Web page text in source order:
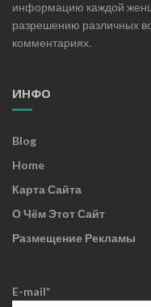
информацию каждой
разрешению различных
комментариях.
ИНФО
Blog
Home
Карта Сайта
О Чём Этот Сайт
Размещение Рекламы
E-mail*